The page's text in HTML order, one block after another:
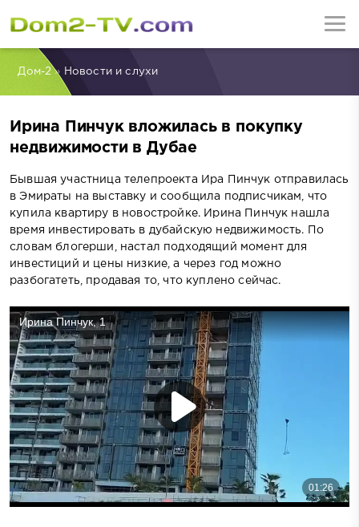
Дом-2» Новости и слухи
Ирина Пинчук вложилась в покупку
недвижимости в Дубае
Бывшая участница телепроекта Ира Пинчук отправилась
в Эмираты на выставку и сообщила подписчикам, что
купила квартиру в новостройке. Ирина Пинчук нашла
время инвестировать в дубайскую недвижимость. По
словам блогерши, настал подходящий момент для
инвестиций и цены низкие, а через год можно
разбогатеть, продавая то, что куплено сейчас.